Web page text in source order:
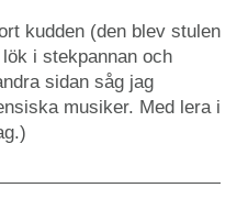
kudden (den blev stulen
i stekpannan och
sidan såg jag
musiker. Med lera i